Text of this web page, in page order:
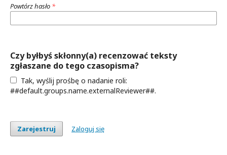
Powtórz hasło *
Czy byłbyś skłonny(a) recenzować teksty
zgłaszane do tego czasopisma?
##default.groups.name.externalReviewer##.
Zarejestruj Zaloguj się